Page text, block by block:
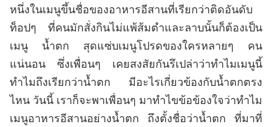
หนึ่งในเมนูขึ้นชื่อของอาหารอีสานที่เรียกว่าติดอันดับ
ท็อปๆ ที่คนมักสั่งกินไม่แพ้ส้มตำและลาบนั้นก็ต้องเป็น
เมนู น้ำตก สุดแซ่บเมนูโปรดของใครหลายๆ คน
แน่นอน ซึ่งเพื่อนๆ เคยสงสัยกันรึเปล่าว่าทำไมเมนูนี้
ทำไมถึงเรียกว่าน้ำตก มีอะไรเกี่ยวข้องกับน้ำตกตรง
ไหน วันนี้ เราก็จะพาเพื่อนๆ มาทำไขข้อข้องใจว่าทำไม
เมนูอาหารอีสานอย่างน้ำตก ถึงตั้งชื่อว่าน้ำตก ที่มาที่